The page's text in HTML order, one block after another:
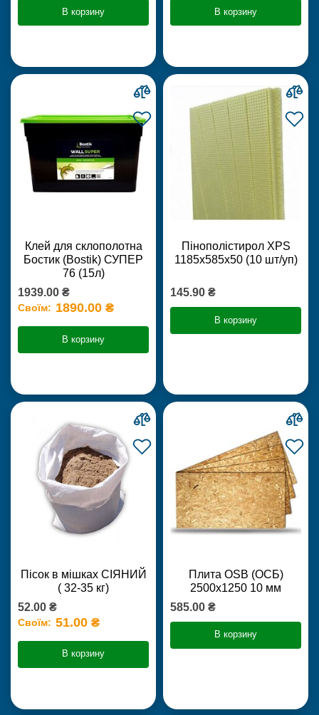
В корзину В корзину
Клей для склополотна
Бостик (Bostik) СУПЕР
76 (15л)
1939.00 ₴
Своїм: 1890.00 ₴
В корзину
Пінополістирол XPS
1185х585х50 (10 шт/уп)
145.90 ₴
В корзину
Пісок в мішках СІЯНИЙ
( 32-35 кг)
52.00 ₴
Своїм: 51.00 ₴
В корзину
Плита OSB (ОСБ)
2500х1250 10 мм
585.00 ₴
В корзину